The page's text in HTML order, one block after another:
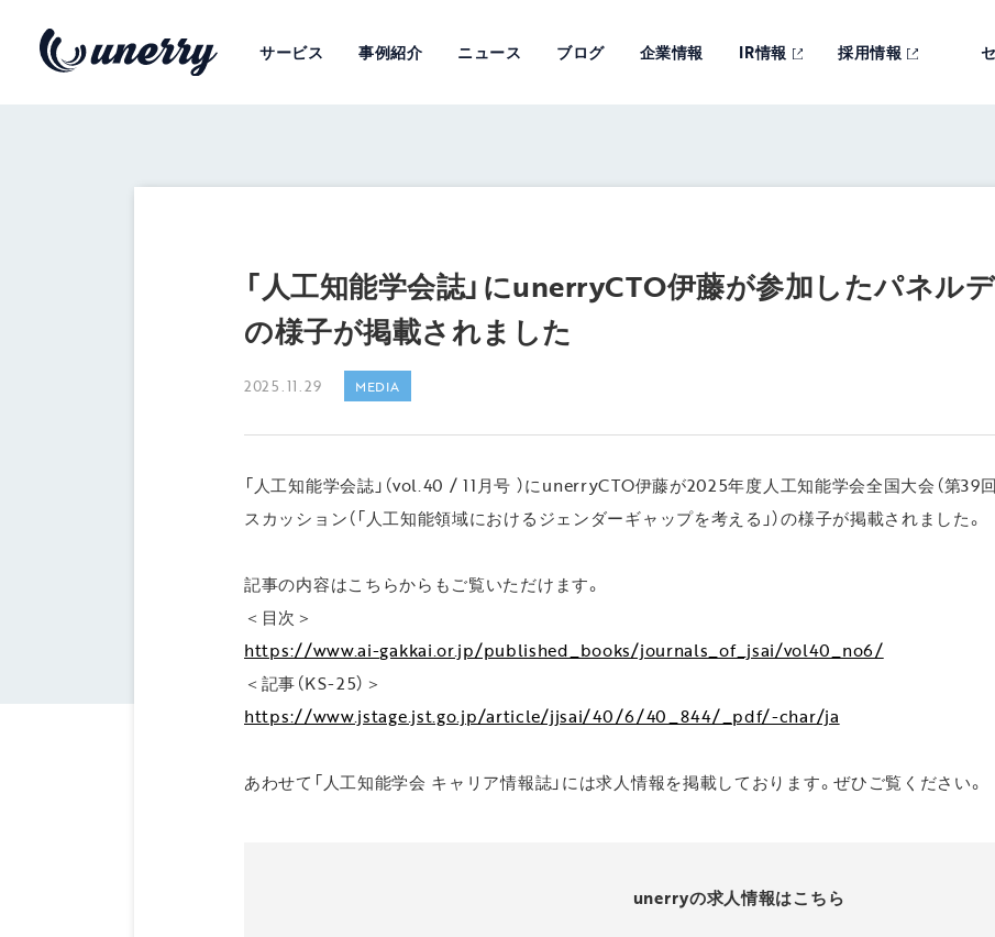
サービス 事例紹介 ニュース ブログ 企業情報 IR情報 採用情報
「人工知能学会誌」にunerryCTO伊藤が参加したパネル
の様子が掲載されました
2025.11.29 MEDIA
「人工知能学会誌」（vol.40 / 11月号 ）にunerryCTO伊藤が2025年度人工知能学会全国大会（第39
スカッション（「人工知能領域におけるジェンダーギャップを考える」）の様子が掲載されました。
記事の内容はこちらからもご覧いただけます。
＜目次＞
https://www.ai-gakkai.or.jp/published_books/journals_of_jsai/vol40_no6/
＜記事（KS-25）＞
https://www.jstage.jst.go.jp/article/jjsai/40/6/40_844/_pdf/-char/ja
あわせて「人工知能学会 キャリア情報誌」には求人情報を掲載しております。ぜひご覧ください。
unerryの求人情報はこちら